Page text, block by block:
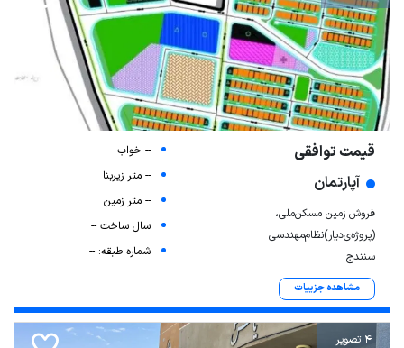
قیمت توافقی
آپارتمان
فروش زمین مسکن‌ملی،
(پروژ‌ه‌ی‌دیار)نظام‌مهندسی
سنندج
مشاهده جزییات
-- خواب
-- متر زیربنا
-- متر زمین
سال ساخت --
شماره طبقه: --
4 تصویر